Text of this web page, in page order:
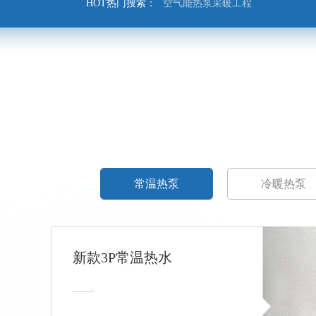
HOT热门搜索： 空气能热泵采暖工程
常温热泵 冷暖热泵
新款3P常温热水